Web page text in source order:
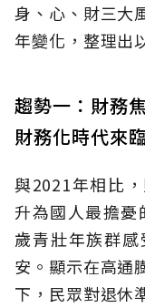
身、心、財三大
年變化，整理出
趨勢一：財務
財務化時代來臨
與2021年相比
升為國人最擔
歲青壯年族群
安。顯示在高通
下，民眾對退休